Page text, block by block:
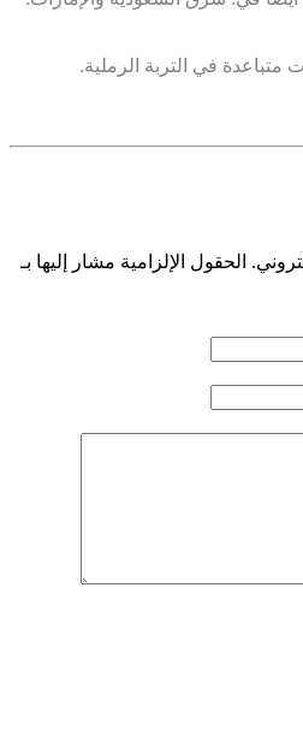
متباعدة في التربة الرملية.
الحقول الإلزامية مشار إليها بـ